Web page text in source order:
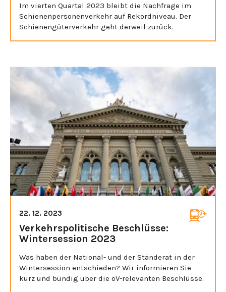
Im vierten Quartal 2023 bleibt die Nachfrage im
Schienenpersonenverkehr auf Rekordniveau. Der
Schienengüterverkehr geht derweil zurück.
22. 12. 2023
Verkehrspolitische Beschlüsse:
Wintersession 2023
Was haben der National- und der Ständerat in der
Wintersession entschieden? Wir informieren Sie
kurz und bündig über die öV-relevanten Beschlüsse.